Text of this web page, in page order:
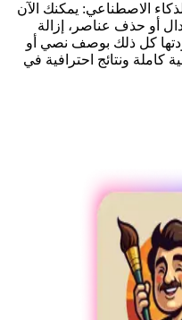
الاصطناعي: يمكنك الآن
أو حذف عناصر، إزالة
كل ذلك بوصف نصي أو
كاملة ونتائج احترافية في